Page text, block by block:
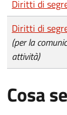
Diritti di
Diritti di
(per la
attività)
Cosa